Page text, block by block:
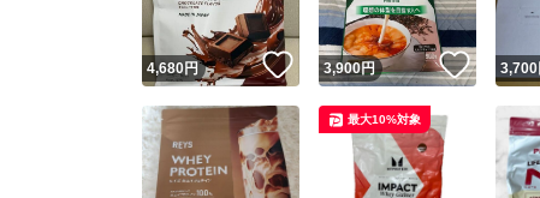
4,680円 いいね！
3,900円 いいね
3,700
最大10%対象